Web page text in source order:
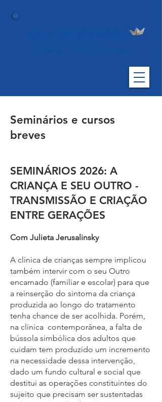
Seminários e cursos
breves
SEMINÁRIOS 2026: A
CRIANÇA E SEU OUTRO -
TRANSMISSÃO E CRIAÇÃO
ENTRE GERAÇÕES
Com Julieta Jerusalinsky
A clínica de crianças sempre implicou
também intervir com o seu Outro
encarnado (familiar e escolar) para que
a reinserção do sintoma da criança
produzida ao longo do tratamento
tenha chance de ser acolhida. Porém,
na clínica contemporânea, a falta de
bússola simbólica dos adultos que
cuidam tem produzido um incremento
na necessidade dessa intervenção,
dado um fundo cultural e social que
destitui as operações constituintes do
sujeito que precisam ser sustentadas